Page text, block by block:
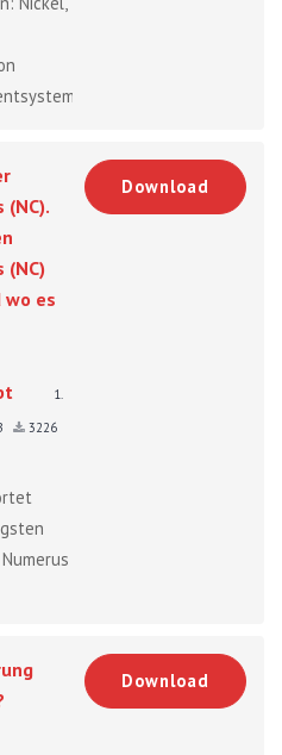
(NC).
(NC)
wo es
1.
3226
Download
Download